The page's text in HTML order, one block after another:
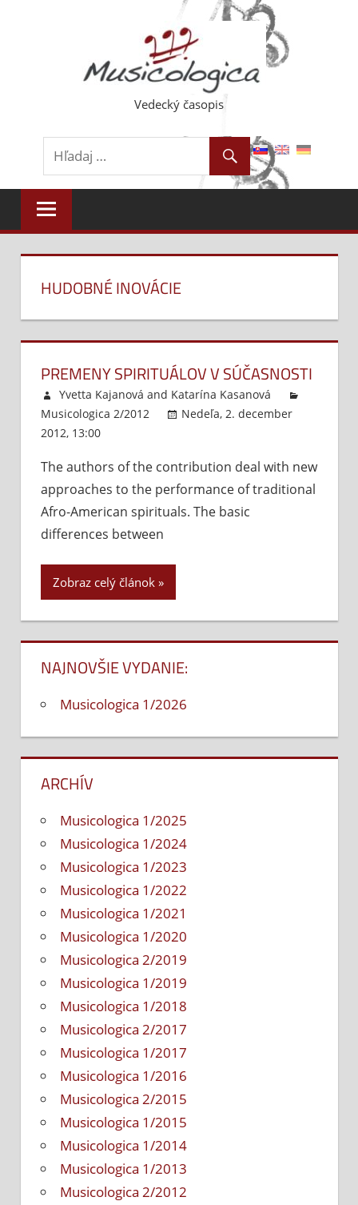
Vedecký časopis
HUDOBNÉ INOVÁCIE
PREMENY SPIRITUÁLOV V SÚČASNOSTI
Yvetta Kajanová and Katarína Kasanová
Musicologica 2/2012
Nedeľa, 2. december
2012, 13:00
spirituálov
v
súčasnosti
The authors of the contribution deal with new
approaches to the performance of traditional
Afro-American spirituals. The basic
differences between
Zobraz celý článok
NAJNOVŠIE VYDANIE:
Musicologica 1/2026
ARCHÍV
Musicologica 1/2025
Musicologica 1/2024
Musicologica 1/2023
Musicologica 1/2022
Musicologica 1/2021
Musicologica 1/2020
Musicologica 2/2019
Musicologica 1/2019
Musicologica 1/2018
Musicologica 2/2017
Musicologica 1/2017
Musicologica 1/2016
Musicologica 2/2015
Musicologica 1/2015
Musicologica 1/2014
Musicologica 1/2013
Musicologica 2/2012